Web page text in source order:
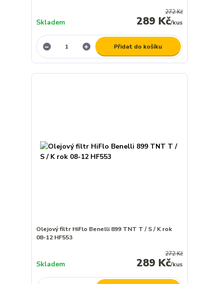
272 Kč
289 Kč/kus
Skladem
Přidat do košíku
Olejový filtr HiFlo Benelli 899 TNT T / S / K rok
08-12 HF553
272 Kč
289 Kč/kus
Skladem